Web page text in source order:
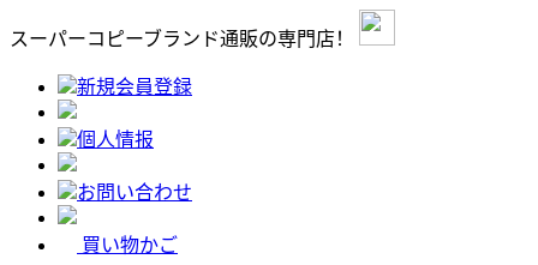
スーパーコピーブランド通販の専門店！
新規会員登録
個人情报
お問い合わせ
買い物かご